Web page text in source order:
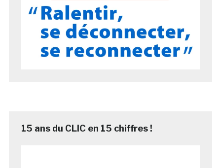
15 ans du CLIC en 15 chiffres !